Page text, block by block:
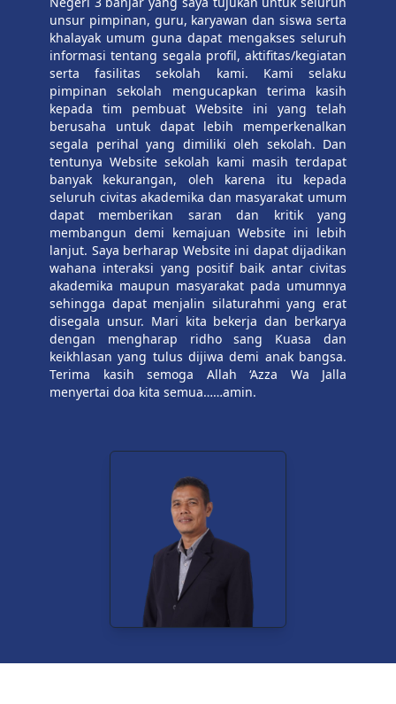
unsur pimpinan, guru, karyawan dan siswa serta
khalayak umum guna dapat mengakses seluruh
informasi tentang segala profil, aktifitas/kegiatan
serta fasilitas sekolah kami. Kami selaku
pimpinan sekolah mengucapkan terima kasih
kepada tim pembuat Website ini yang telah
berusaha untuk dapat lebih memperkenalkan
segala perihal yang dimiliki oleh sekolah. Dan
tentunya Website sekolah kami masih terdapat
banyak kekurangan, oleh karena itu kepada
seluruh civitas akademika dan masyarakat umum
dapat memberikan saran dan kritik yang
membangun demi kemajuan Website ini lebih
lanjut. Saya berharap Website ini dapat dijadikan
wahana interaksi yang positif baik antar civitas
akademika maupun masyarakat pada umumnya
sehingga dapat menjalin silaturahmi yang erat
disegala unsur. Mari kita bekerja dan berkarya
dengan mengharap ridho sang Kuasa dan
keikhlasan yang tulus dijiwa demi anak bangsa.
Terima kasih semoga Allah ‘Azza Wa Jalla
menyertai doa kita semua……amin.